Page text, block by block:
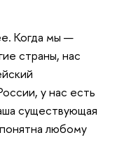
Когда мы —
страны, нас
у нас есть
существующая
любому